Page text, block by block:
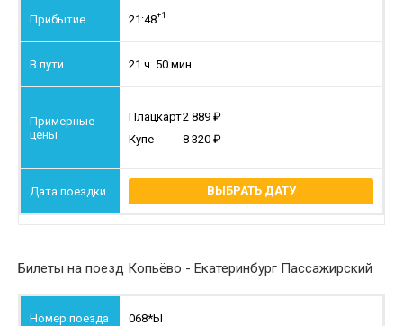
21:48+1
21 ч. 50 мин.
Плацкарт2 889
Купе
8 320
ВЫБРАТЬ ДАТУ
Билеты на поезд Копьёво - Екатеринбург Пассажирский
068*Ы